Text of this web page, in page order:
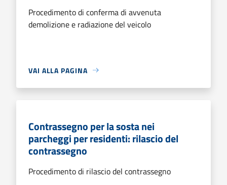
Procedimento di conferma di avvenuta
demolizione e radiazione del veicolo
VAI ALLA PAGINA
Contrassegno per la sosta nei
parcheggi per residenti: rilascio del
contrassegno
Procedimento di rilascio del contrassegno